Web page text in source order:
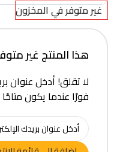
غير متوفر في المخزون
هذا المنتج غير
لا تقلق! أدخل عنوان
فورًا عندما يكون